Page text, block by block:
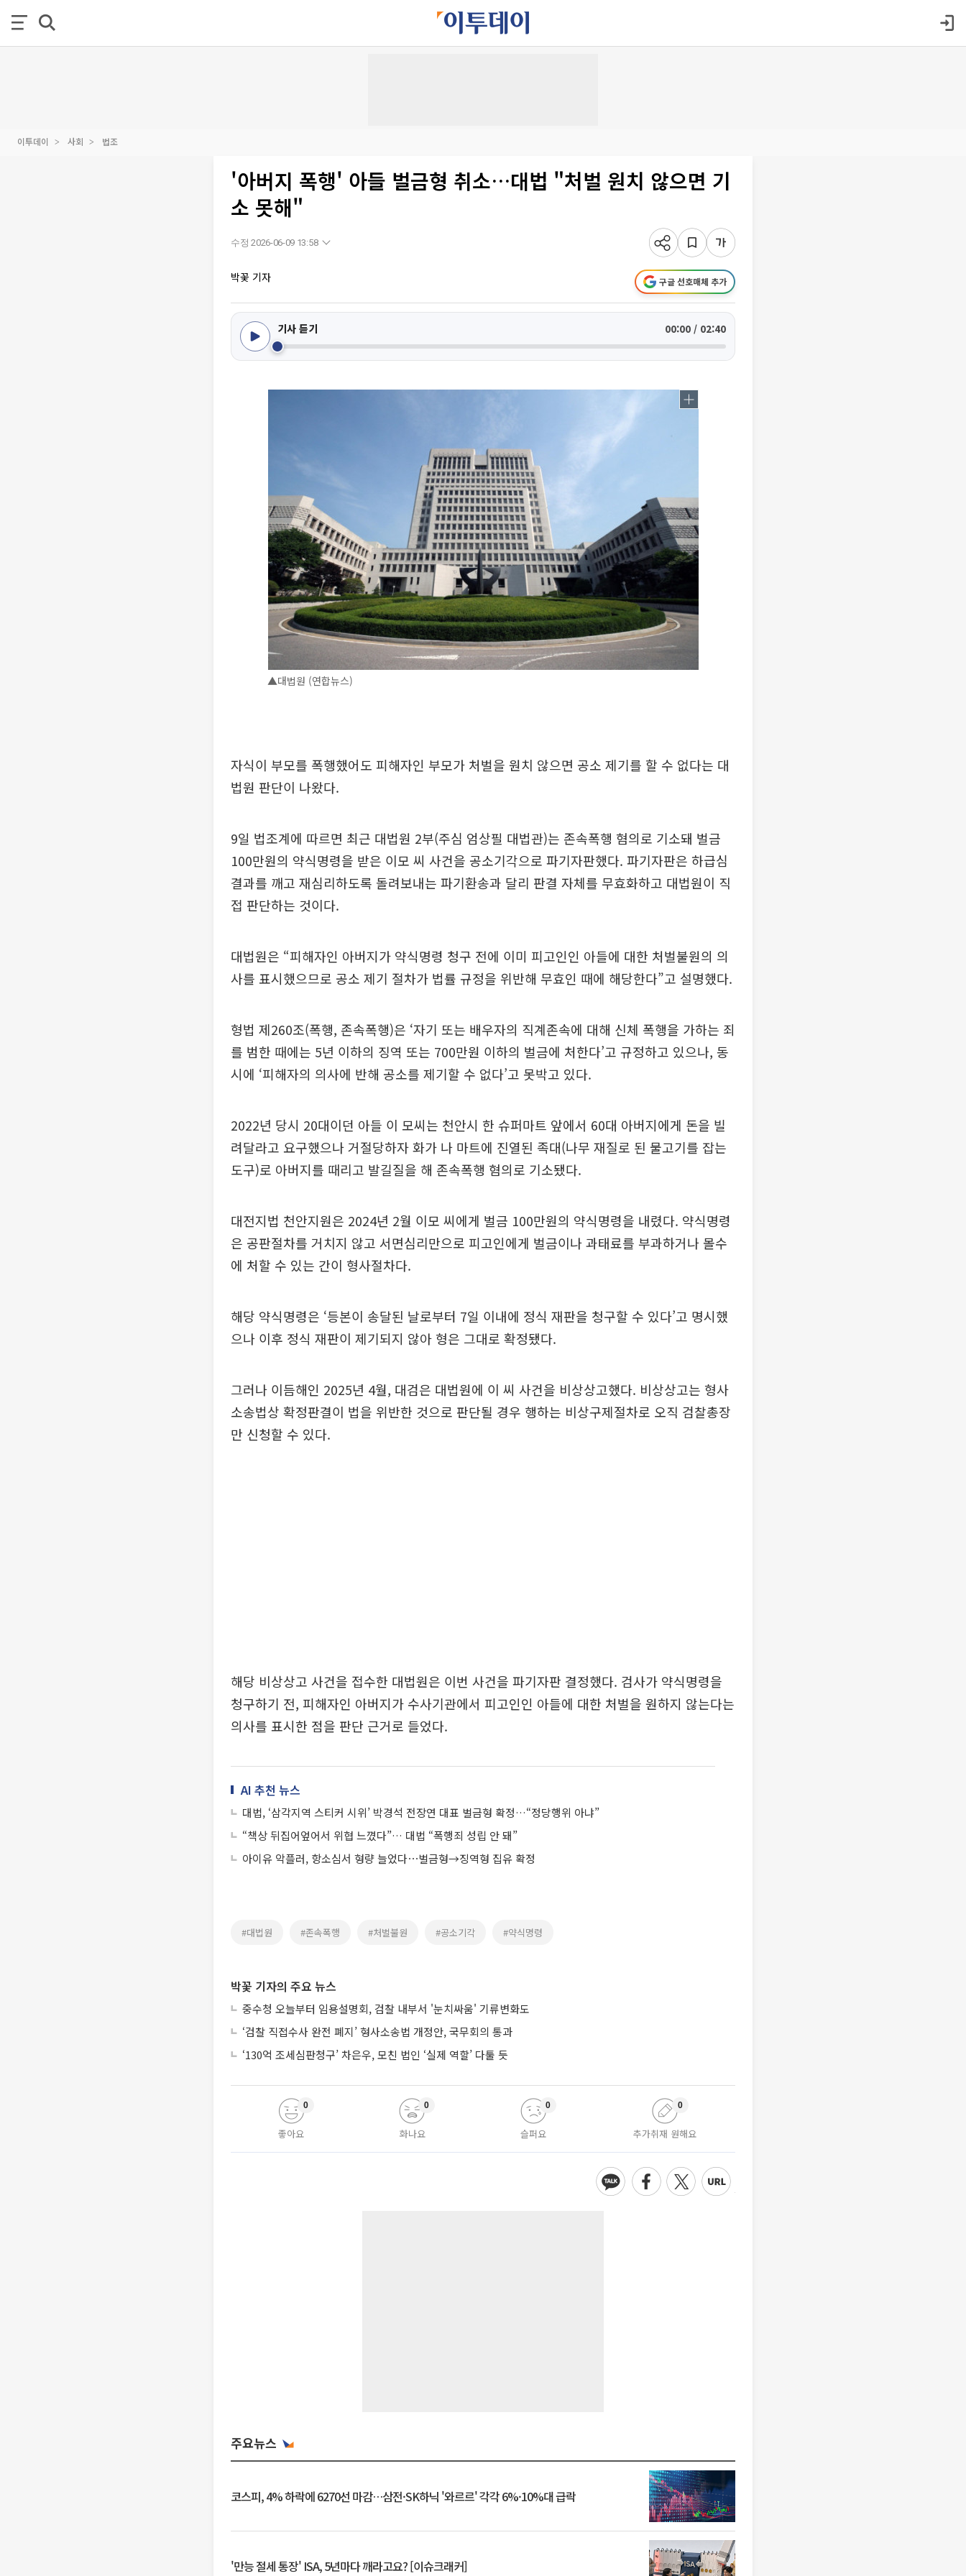
이투데이 사회 법조
'아버지 폭행' 아들 벌금형 취소…대법 "처벌 원치 않으면 기
소 못해"
수정 2026-06-09 13:58
박꽃 기자 구글 선호매체 추가
기사 듣기 00:00 / 02:40
▲대법원 (연합뉴스)
자식이 부모를 폭행했어도 피해자인 부모가 처벌을 원치 않으면 공소 제기를 할 수 없다는 대
법원 판단이 나왔다.
9일 법조계에 따르면 최근 대법원 2부(주심 엄상필 대법관)는 존속폭행 혐의로 기소돼 벌금
100만원의 약식명령을 받은 이모 씨 사건을 공소기각으로 파기자판했다. 파기자판은 하급심
결과를 깨고 재심리하도록 돌려보내는 파기환송과 달리 판결 자체를 무효화하고 대법원이 직
접 판단하는 것이다.
대법원은 “피해자인 아버지가 약식명령 청구 전에 이미 피고인인 아들에 대한 처벌불원의 의
사를 표시했으므로 공소 제기 절차가 법률 규정을 위반해 무효인 때에 해당한다”고 설명했다.
형법 제260조(폭행, 존속폭행)은 ‘자기 또는 배우자의 직계존속에 대해 신체 폭행을 가하는 죄
를 범한 때에는 5년 이하의 징역 또는 700만원 이하의 벌금에 처한다’고 규정하고 있으나, 동
시에 ‘피해자의 의사에 반해 공소를 제기할 수 없다’고 못박고 있다.
2022년 당시 20대이던 아들 이 모씨는 천안시 한 슈퍼마트 앞에서 60대 아버지에게 돈을 빌
려달라고 요구했으나 거절당하자 화가 나 마트에 진열된 족대(나무 재질로 된 물고기를 잡는
도구)로 아버지를 때리고 발길질을 해 존속폭행 혐의로 기소됐다.
대전지법 천안지원은 2024년 2월 이모 씨에게 벌금 100만원의 약식명령을 내렸다. 약식명령
은 공판절차를 거치지 않고 서면심리만으로 피고인에게 벌금이나 과태료를 부과하거나 몰수
에 처할 수 있는 간이 형사절차다.
해당 약식명령은 ‘등본이 송달된 날로부터 7일 이내에 정식 재판을 청구할 수 있다’고 명시했
으나 이후 정식 재판이 제기되지 않아 형은 그대로 확정됐다.
그러나 이듬해인 2025년 4월, 대검은 대법원에 이 씨 사건을 비상상고했다. 비상상고는 형사
소송법상 확정판결이 법을 위반한 것으로 판단될 경우 행하는 비상구제절차로 오직 검찰총장
만 신청할 수 있다.
해당 비상상고 사건을 접수한 대법원은 이번 사건을 파기자판 결정했다. 검사가 약식명령을
청구하기 전, 피해자인 아버지가 수사기관에서 피고인인 아들에 대한 처벌을 원하지 않는다는
의사를 표시한 점을 판단 근거로 들었다.
AI 추천 뉴스
대법, ‘삼각지역 스티커 시위’ 박경석 전장연 대표 벌금형 확정…“정당행위 아냐”
“책상 뒤집어엎어서 위협 느꼈다”… 대법 “폭행죄 성립 안 돼”
아이유 악플러, 항소심서 형량 늘었다⋯벌금형→징역형 집유 확정
#대법원 #존속폭행 #처벌불원 #공소기각 #약식명령
박꽃 기자의 주요 뉴스
중수청 오늘부터 임용설명회, 검찰 내부서 '눈치싸움' 기류변화도
‘검찰 직접수사 완전 폐지’ 형사소송법 개정안, 국무회의 통과
‘130억 조세심판청구’ 차은우, 모친 법인 ‘실제 역할’ 다툴 듯
좋아요
0
화나요
0
슬퍼요
0
추가취재 원해요
0
주요뉴스
코스피, 4% 하락에 6270선 마감…삼전·SK하닉 '와르르' 각각 6%·10%대 급락
'만능 절세 통장' ISA, 5년마다 깨라고요? [이슈크래커]